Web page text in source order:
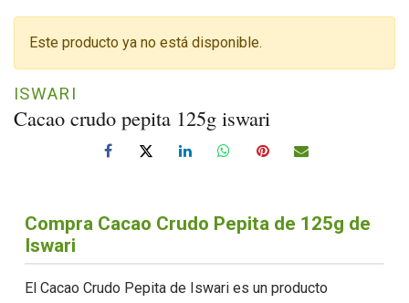
Cacao crudo pepita 125g iswari
ISWARI
Este producto ya no está disponible.
Compra Cacao Crudo Pepita de 125g de
Iswari
El Cacao Crudo Pepita de Iswari es un producto